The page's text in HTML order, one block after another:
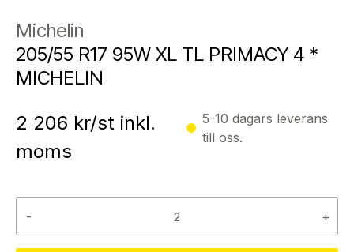
Michelin
205/55 R17 95W XL TL PRIMACY 4 *
MICHELIN
2 206 kr/st inkl.
moms
5-10 dagars leverans
till oss.
- +